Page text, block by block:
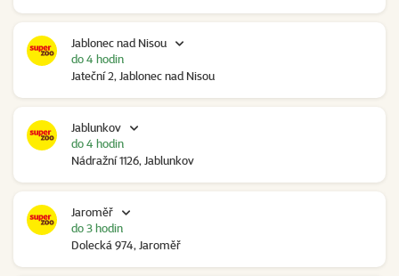
Jablonec nad Nisou
Jateční 2, Jablonec nad Nisou
do 4 hodin
Jablunkov
Nádražní 1126, Jablunkov
do 4 hodin
Jaroměř
Dolecká 974, Jaroměř
do 3 hodin